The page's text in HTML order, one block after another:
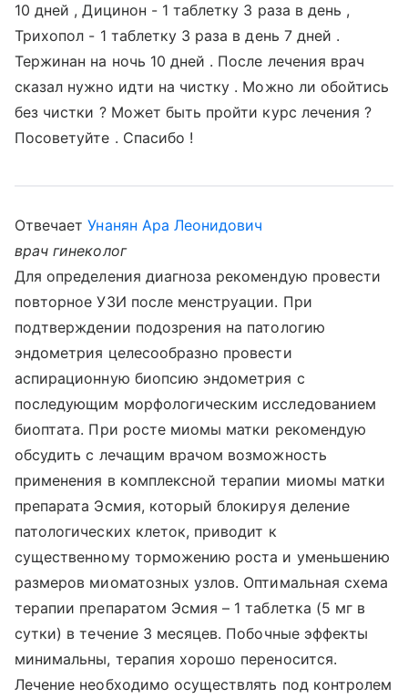
10 дней , Дицинон - 1 таблетку 3 раза в день ,
Трихопол - 1 таблетку 3 раза в день 7 дней .
Тержинан на ночь 10 дней . После лечения врач
сказал нужно идти на чистку . Можно ли обойтись
без чистки ? Может быть пройти курс лечения ?
Посоветуйте . Спасибо !
ОтвечаетУнанян Ара Леонидович
врач гинеколог
Для определения диагноза рекомендую провести
повторное УЗИ после менструации. При
подтверждении подозрения на патологию
эндометрия целесообразно провести
аспирационную биопсию эндометрия с
последующим морфологическим исследованием
биоптата. При росте миомы матки рекомендую
обсудить с лечащим врачом возможность
применения в комплексной терапии миомы матки
препарата Эсмия, который блокируя деление
патологических клеток, приводит к
существенному торможению роста и уменьшению
размеров миоматозных узлов. Оптимальная схема
терапии препаратом Эсмия – 1 таблетка (5 мг в
сутки) в течение 3 месяцев. Побочные эффекты
минимальны, терапия хорошо переносится.
Лечение необходимо осуществлять под контролем